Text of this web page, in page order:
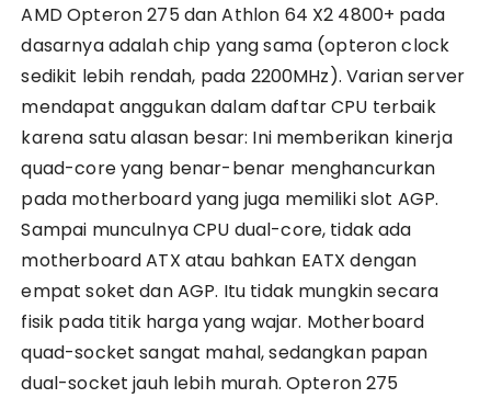
AMD Opteron 275 dan Athlon 64 X2 4800+ pada
dasarnya adalah chip yang sama (opteron clock
sedikit lebih rendah, pada 2200MHz). Varian server
mendapat anggukan dalam daftar CPU terbaik
karena satu alasan besar: Ini memberikan kinerja
quad-core yang benar-benar menghancurkan
pada motherboard yang juga memiliki slot AGP.
Sampai munculnya CPU dual-core, tidak ada
motherboard ATX atau bahkan EATX dengan
empat soket dan AGP. Itu tidak mungkin secara
fisik pada titik harga yang wajar. Motherboard
quad-socket sangat mahal, sedangkan papan
dual-socket jauh lebih murah. Opteron 275